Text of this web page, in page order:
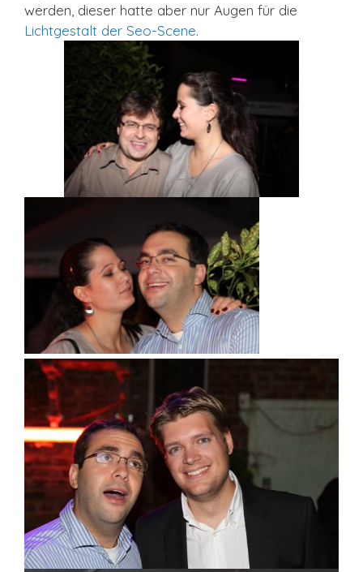
werden, dieser hatte aber nur Augen für die
Lichtgestalt der Seo-Scene.